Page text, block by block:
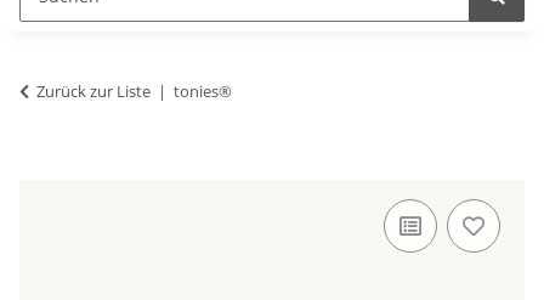
Zurück zur Liste tonies®